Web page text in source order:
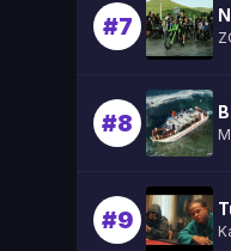
#7
#8
#9